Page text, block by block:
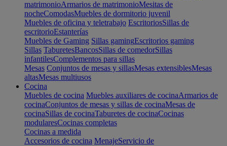
matrimonioArmarios de matrimonioMesitas de
nocheComodasMuebles de dormitorio juvenil
Muebles de oficina y teletrabajo EscritoriosSillas de
escritorioEstanterías
Muebles de Gaming Sillas gamingEscritorios gaming
Sillas TaburetesBancosSillas de comedorSillas
infantilesComplementos para sillas
Mesas Conjuntos de mesas y sillasMesas extensiblesMesas
altasMesas multiusos
Cocina
Muebles de cocina Muebles auxiliares de cocinaArmarios de
cocinaConjuntos de mesas y sillas de cocinaMesas de
cocinaSillas de cocinaTaburetes de cocinaCocinas
modularesCocinas completas
Cocinas a medida
Accesorios de cocina MenajeServicio de